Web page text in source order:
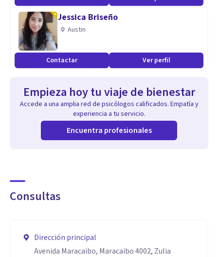
Jessica Briseño
Austin
Contactar Ver perfil
Empieza hoy tu viaje de bienestar
Accede a una amplia red de psicólogos calificados. Empatía y
experiencia a tu servicio.
Encuentra profesionales
Consultas
Dirección principal
Avenida Maracaibo, Maracaibo 4002, Zulia